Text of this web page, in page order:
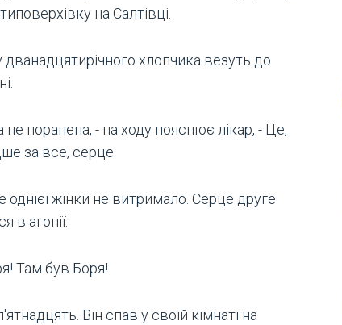
на Салтівці.
хлопчика везуть до
не поранена, - на ходу пояснює лікар, - Це,
за все, серце.
однієї жінки не витримало. Серце друге
в агонії:
Там був Боря!
Він спав у своїй кімнаті на